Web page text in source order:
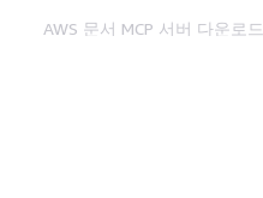
AWS 문서 MCP 서버 다운로드